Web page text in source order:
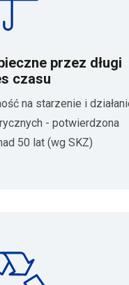
przez długi
czasu
na starzenie i
- potwierdzona
50 lat (wg SKZ)